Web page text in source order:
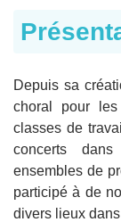
Depuis sa
choral pour
classes de
concerts
ensembles de
participé à de
divers lieux